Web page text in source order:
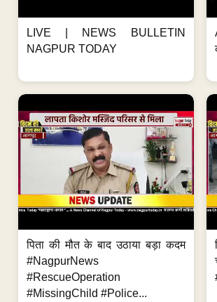
LIVE | NEWS BULLETIN
NAGPUR TODAY
पिता की मौत के बाद उठाया बड़ा कदम
#NagpurNews
#RescueOperation
#MissingChild #Police...